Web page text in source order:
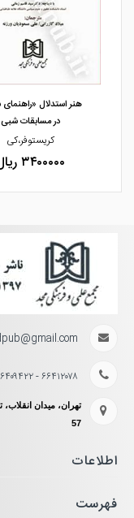
هنر استدلال
در مسابقات شبی
کریستوفر،کی
۳۴۰۰۰۰۰ ریال
۶۶۴۱۲۰۷۸ - ۶۶۴۰۹۴۲۲ - ۶۶۴۹۵۰۳۴
تهران، میدان
57
اطلاعات
فهرست